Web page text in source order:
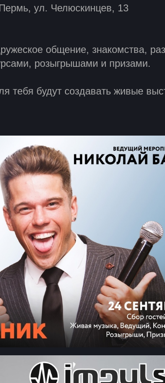
ул. Челюскинцев, 13
общение, знакомства,
розыгрышами и призами.
тебя будут создавать живые